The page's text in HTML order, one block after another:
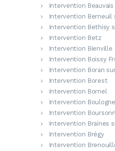
Intervention Beauvais
Intervention Berneuil
Intervention Bethisy
Intervention Betz
Intervention Bienville
Intervention Boissy
Intervention Boran
Intervention Borest
Intervention Bornel
Intervention
Intervention
Intervention Braines
Intervention Brégy
Intervention